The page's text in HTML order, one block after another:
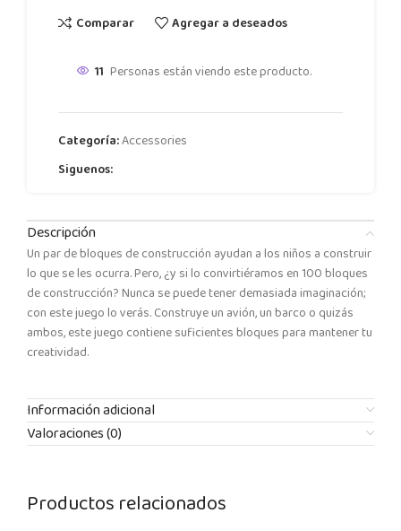
Comparar
Agregar a deseados
11 Personas están viendo este producto.
Categoría:Accessories
Siguenos:
Descripción
Un par de bloques de construcción ayudan a los niños a construir
lo que se les ocurra. Pero, ¿y si lo convirtiéramos en 100 bloques
de construcción? Nunca se puede tener demasiada imaginación;
con este juego lo verás. Construye un avión, un barco o quizás
ambos, este juego contiene suficientes bloques para mantener tu
creatividad.
Información adicional
Valoraciones (0)
Productos relacionados